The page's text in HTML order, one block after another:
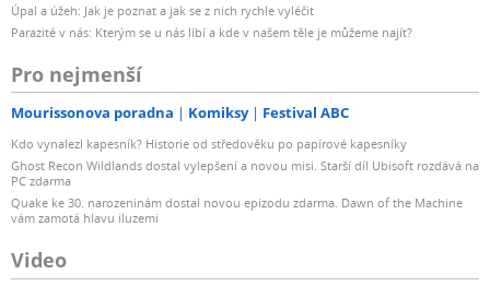
Úpal a úžeh: Jak je poznat a jak se z nich rychle vyléčit
Parazité v nás: Kterým se u nás líbí a kde v našem těle je můžeme najít?
Pro nejmenší
Mourissonova poradna Komiksy Festival ABC
Kdo vynalezl kapesník? Historie od středověku po papírové kapesníky
Ghost Recon Wildlands dostal vylepšení a novou misi. Starší díl Ubisoft rozdává na
PC zdarma
Quake ke 30. narozeninám dostal novou epizodu zdarma. Dawn of the Machine
vám zamotá hlavu iluzemi
Video